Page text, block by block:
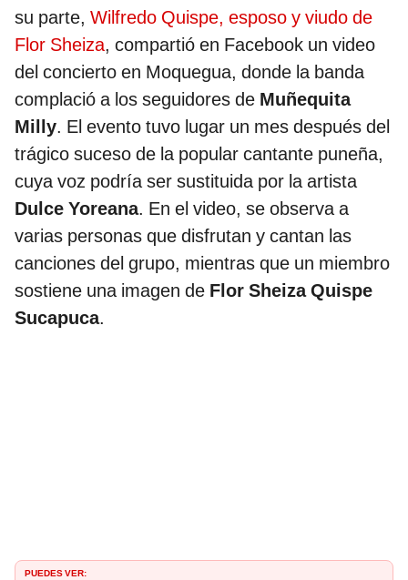
su parte, Wilfredo Quispe, esposo y viudo de
Flor Sheiza, compartió en Facebook un video
del concierto en Moquegua, donde la banda
complació a los seguidores de Muñequita
Milly. El evento tuvo lugar un mes después del
trágico suceso de la popular cantante puneña,
cuya voz podría ser sustituida por la artista
Dulce Yoreana. En el video, se observa a
varias personas que disfrutan y cantan las
canciones del grupo, mientras que un miembro
sostiene una imagen de Flor Sheiza Quispe
Sucapuca.
PUEDES VER: